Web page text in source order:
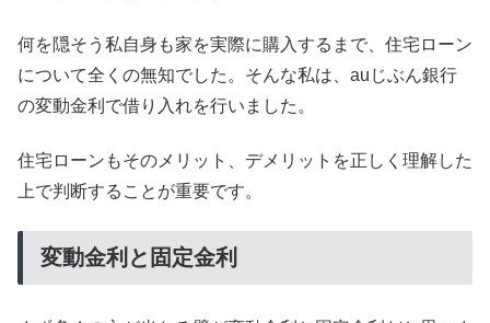
何を隠そう私自身も家を実際に購入するまで、住宅ローン
について全くの無知でした。そんな私は、auじぶん銀行
の変動金利で借り入れを行いました。
住宅ローンもそのメリット、デメリットを正しく理解した
上で判断することが重要です。
変動金利と固定金利